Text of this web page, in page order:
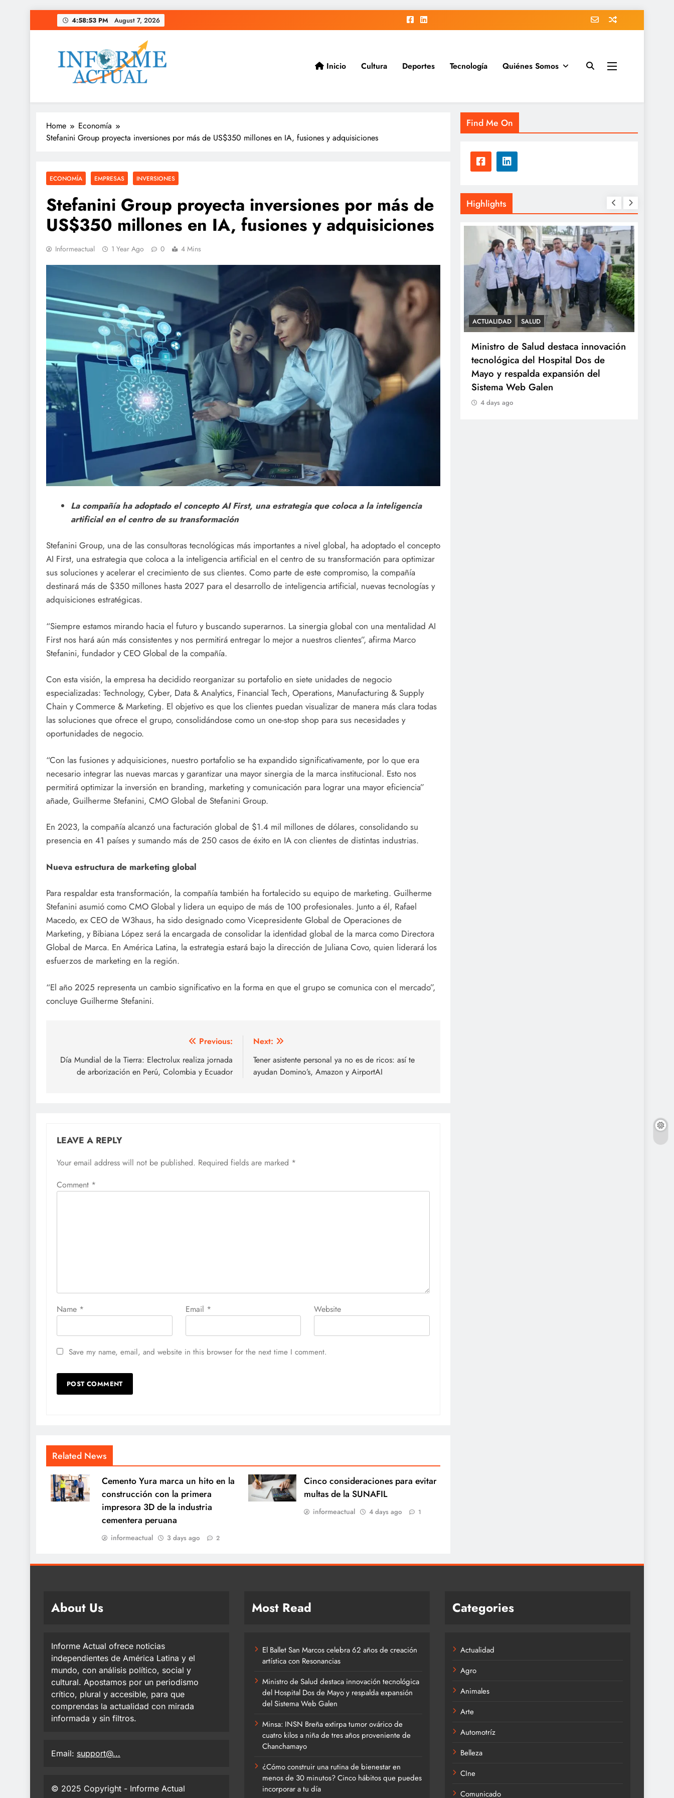
to
4:58:54 PM August 7, 2026
Informe Actual
La actualidad al instante, con veracidad y claridad.
Inicio Cultura Deportes Tecnología Quiénes Somos
Home
Economía
Stefanini Group proyecta inversiones por más de US$350 millones en IA, fusiones y adquisiciones
ECONOMÍA EMPRESAS INVERSIONES
Stefanini Group proyecta inversiones por más de
US$350 millones en IA, fusiones y adquisiciones
Informeactual 1 Year Ago 0 4 Mins
La compañía ha adoptado el concepto AI First, una estrategia que coloca a la inteligencia
artificial en el centro de su transformación
Stefanini Group, una de las consultoras tecnológicas más importantes a nivel global, ha adoptado el concepto
AI First, una estrategia que coloca a la inteligencia artificial en el centro de su transformación para optimizar
sus soluciones y acelerar el crecimiento de sus clientes. Como parte de este compromiso, la compañía
destinará más de $350 millones hasta 2027 para el desarrollo de inteligencia artificial, nuevas tecnologías y
adquisiciones estratégicas.
“Siempre estamos mirando hacia el futuro y buscando superarnos. La sinergia global con una mentalidad AI
First nos hará aún más consistentes y nos permitirá entregar lo mejor a nuestros clientes”, afirma Marco
Stefanini, fundador y CEO Global de la compañía.
Con esta visión, la empresa ha decidido reorganizar su portafolio en siete unidades de negocio
especializadas: Technology, Cyber, Data & Analytics, Financial Tech, Operations, Manufacturing & Supply
Chain y Commerce & Marketing. El objetivo es que los clientes puedan visualizar de manera más clara todas
las soluciones que ofrece el grupo, consolidándose como un one-stop shop para sus necesidades y
oportunidades de negocio.
“Con las fusiones y adquisiciones, nuestro portafolio se ha expandido significativamente, por lo que era
necesario integrar las nuevas marcas y garantizar una mayor sinergia de la marca institucional. Esto nos
permitirá optimizar la inversión en branding, marketing y comunicación para lograr una mayor eficiencia”
añade, Guilherme Stefanini, CMO Global de Stefanini Group.
En 2023, la compañía alcanzó una facturación global de $1.4 mil millones de dólares, consolidando su
presencia en 41 países y sumando más de 250 casos de éxito en IA con clientes de distintas industrias.
Nueva estructura de marketing global
Para respaldar esta transformación, la compañía también ha fortalecido su equipo de marketing. Guilherme
Stefanini asumió como CMO Global y lidera un equipo de más de 100 profesionales. Junto a él, Rafael
Macedo, ex CEO de W3haus, ha sido designado como Vicepresidente Global de Operaciones de
Marketing, y Bibiana López será la encargada de consolidar la identidad global de la marca como Directora
Global de Marca. En América Latina, la estrategia estará bajo la dirección de Juliana Covo, quien liderará los
esfuerzos de marketing en la región.
“El año 2025 representa un cambio significativo en la forma en que el grupo se comunica con el mercado”,
concluye Guilherme Stefanini.
navigation
Previous:
Día Mundial de la Tierra: Electrolux realiza jornada
de arborización en Perú, Colombia y Ecuador
Next:
Tener asistente personal ya no es de ricos: así te
ayudan Domino’s, Amazon y AirportAI
LEAVE A REPLY
Your email address will not be published. Required fields are marked *
Comment *
Name * Email * Website
Save my name, email, and website in this browser for the next time I comment.
Related News
Cemento Yura marca un hito en la
construcción con la primera
impresora 3D de la industria
cementera peruana
informeactual 3 days ago 2
Cinco consideraciones para evitar
multas de la SUNAFIL
informeactual 4 days ago 1
Find Me On
Highlights
ESPECTÁCULOS NOVEDADES
El Ballet San Marcos celebra 62 años
de creación artística con Resonancias
4 days ago
ACTUALIDAD SALUD
Ministro de Salud destaca innovación
tecnológica del Hospital Dos de
Mayo y respalda expansión del
Sistema Web Galen
4 days ago
About Us
Informe Actual ofrece noticias
independientes de América Latina y el
mundo, con análisis político, social y
cultural. Apostamos por un periodismo
crítico, plural y accesible, para que
comprendas la actualidad con mirada
informada y sin filtros.
Email: support@...
© 2025 Copyright - Informe Actual
Most Read
El Ballet San Marcos celebra 62 años de creación
artística con Resonancias
Ministro de Salud destaca innovación tecnológica
del Hospital Dos de Mayo y respalda expansión
del Sistema Web Galen
Minsa: INSN Breña extirpa tumor ovárico de
cuatro kilos a niña de tres años proveniente de
Chanchamayo
¿Cómo construir una rutina de bienestar en
menos de 30 minutos? Cinco hábitos que puedes
incorporar a tu día
Categories
Actualidad
Agro
Animales
Arte
Automotríz
Belleza
CIne
Comunicado